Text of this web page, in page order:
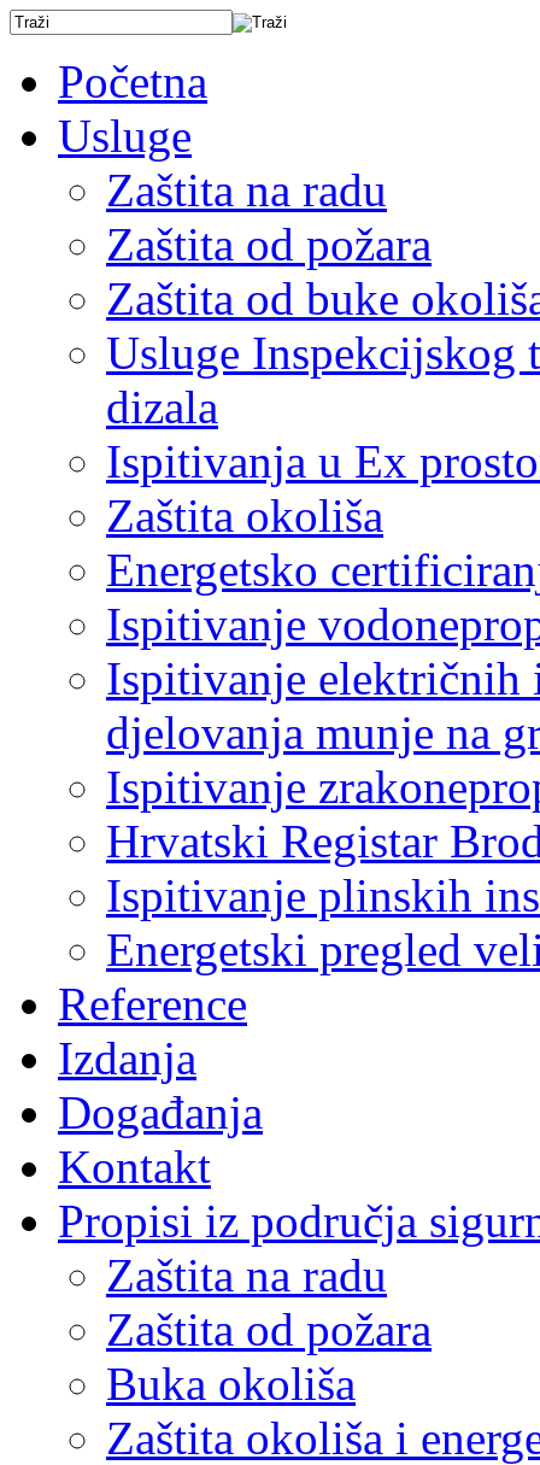
Početna
Usluge
Zaštita na radu
Zaštita od požara
Zaštita od buke
Usluge Inspekcijskog
dizala
Ispitivanja u Ex
Zaštita okoliša
Energetsko
Ispitivanje
Ispitivanje električnih
djelovanja munje na
Ispitivanje
Hrvatski Registar
Ispitivanje plinskih
Energetski pregled
Reference
Izdanja
Događanja
Kontakt
Propisi iz područja
Zaštita na radu
Zaštita od požara
Buka okoliša
Zaštita okoliša i